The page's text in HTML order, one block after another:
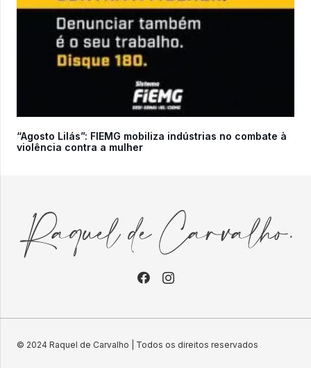
“Agosto Lilás”: FIEMG mobiliza indústrias no combate à
violência contra a mulher
© 2024 Raquel de Carvalho | Todos os direitos reservados